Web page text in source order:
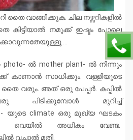
തൈ വാങ്ങിക്കുക. ചില നഴ്സറികളിൽ
നമുക്ക് ഇഷ്ടം പോലെ
...
ൽ mother plant- ൽ നിന്നും
കാണാൻ സാധിക്കും. വള്ളിയുടെ
വരും. അത് ഒരു പേപ്പർ. കപ്പിൽ
പിടിക്കുമ്പോൾ മുറിച്ച്
യുടെ climate ഒരു മുഖ്യ ഘടകം
വെയിൽ അധികം വേണ്ട.
വച്ചാൽ മതി.